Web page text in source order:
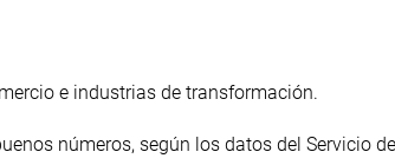
e industrias de transformación.
números, según los datos del Servicio